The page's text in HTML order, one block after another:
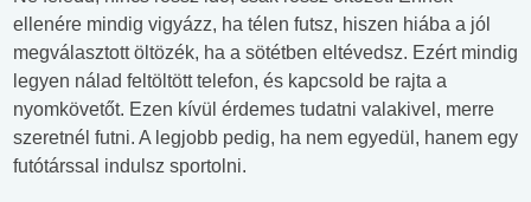
ellenére mindig vigyázz, ha télen futsz, hiszen hiába a jól
megválasztott öltözék, ha a sötétben eltévedsz. Ezért mindig
legyen nálad feltöltött telefon, és kapcsold be rajta a
nyomkövetőt. Ezen kívül érdemes tudatni valakivel, merre
szeretnél futni. A legjobb pedig, ha nem egyedül, hanem egy
futótárssal indulsz sportolni.